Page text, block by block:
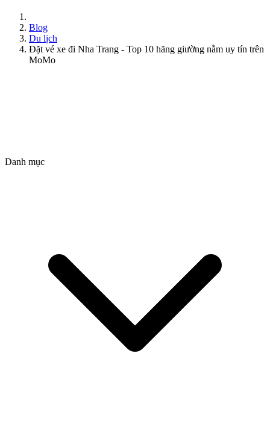
Blog
Du lịch
Đặt vé xe đi Nha Trang - Top 10 hãng giường nằm uy tín trên
MoMo
Danh mục